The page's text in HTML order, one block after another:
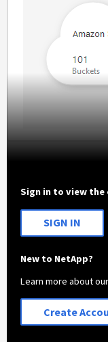
Sign in to view
SIGN IN
New to NetApp?
Learn more about
Create